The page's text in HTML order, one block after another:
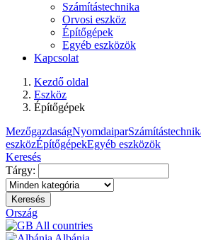
Számítástechnika
Orvosi eszköz
Építőgépek
Egyéb eszközök
Kapcsolat
Kezdő oldal
Eszköz
Építőgépek
MezőgazdaságNyomdaipar
eszközÉpítőgépekEgyéb eszközök
Keresés
Tárgy:
Keresés
Ország
All countries